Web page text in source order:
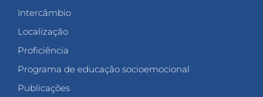
Intercâmbio
Localização
Proficiência
Programa de educação socioemocional
Publicações